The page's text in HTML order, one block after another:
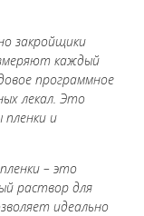
закройщики
каждый
программное
лекал. Это
и
– это
раствор для
идеально